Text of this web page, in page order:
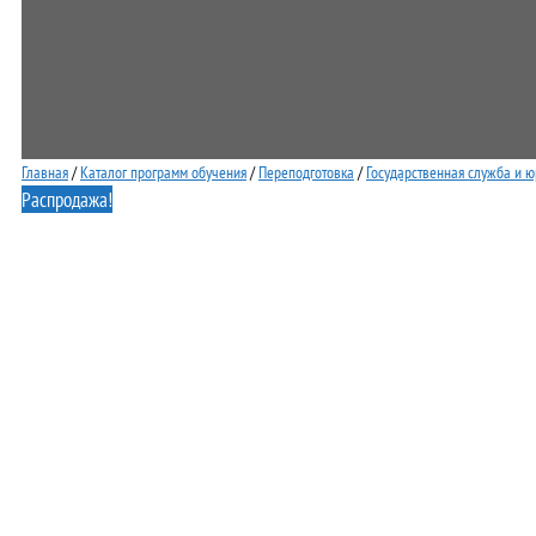
Главная/Каталог программ обучения/Переподготовка /Государственная служба и
Распродажа!